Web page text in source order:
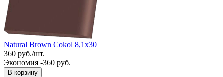
Natural Brown Cokol 8,1x30
360 руб./шт.
Экономия -360 руб.
В корзину